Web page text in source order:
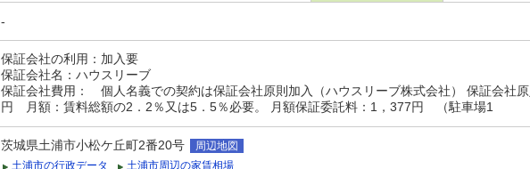
-
保証会社の利用：加入要
保証会社名：ハウスリーブ
保証会社費用： 個人名義での契約は保証会社原則加入（ハウスリーブ株式会社） 保証会
円 月額：賃料総額の2．2％又は5．5％必要。 月額保証委託料：1，377円 （駐車場1
茨城県土浦市小松ケ丘町2番20号
周辺地図
土浦市の行政データ
土浦市周辺の家賃相場